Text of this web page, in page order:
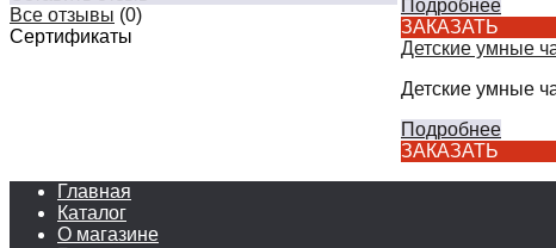
Все отзывы (0)
Сертификаты
Подробнее
ЗАКАЗАТЬ
Детские умные
Детские умные
Подробнее
ЗАКАЗАТЬ
Главная
Каталог
О магазине